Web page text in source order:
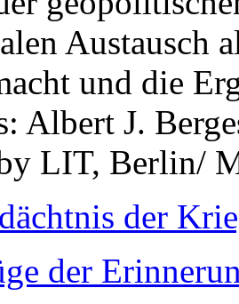
Austausch
und die
Albert J.
LIT, Berlin/
der
der